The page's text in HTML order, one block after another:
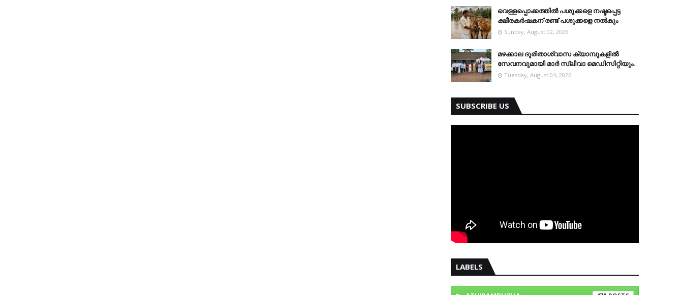
വെള്ളപ്പൊക്കത്തില്‍ പശുക്കളെ നഷ്ടപ്പെട്ട
ക്ഷീരകര്‍ഷകന് രണ്ട് പശുക്കളെ നല്‍കും
Sunday, August 02, 2026
മഴക്കാല ദുരിതാശ്വാസ ക്യാമ്പുകളിൽ
സേവനവുമായി മാർ സ്ലീവാ മെഡിസിറ്റിയും.
Tuesday, August 04, 2026
SUBSCRIBE US
LABELS